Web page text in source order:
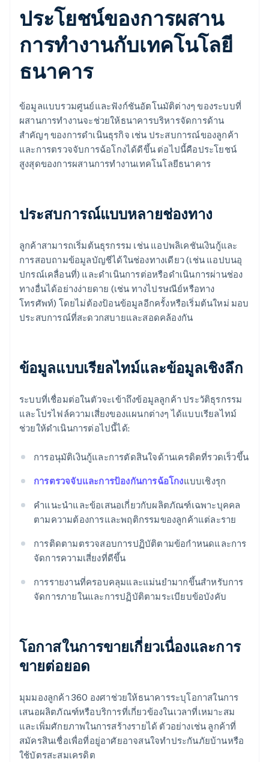
ประโยชน์ของการผสาน
การทํางานกับเทคโนโลยี
ธนาคาร
ข้อมูลแบบรวมศูนย์และฟังก์ชันอัตโนมัติต่างๆ ของระบบที่
ผสานการทำงานจะช่วยให้ธนาคารบริหารจัดการด้าน
สำคัญๆ ของการดำเนินธุรกิจ เช่น ประสบการณ์ของลูกค้า
และการตรวจจับการฉ้อโกงได้ดีขึ้น ต่อไปนี้คือประโยชน์
สูงสุดของการผสานการทํางานเทคโนโลยีธนาคาร
ประสบการณ์แบบหลายช่องทาง
ลูกค้าสามารถเริ่มต้นธุรกรรม เช่น แอปพลิเคชันเงินกู้และ
การสอบถามข้อมูลบัญชีได้ในช่องทางเดียว (เช่น แอปบนอุ
ปกรณ์เคลื่อนที่) และดําเนินการต่อหรือดําเนินการผ่านช่อง
ทางอื่นได้อย่างง่ายดาย (เช่น ทางไปรษณีย์หรือทาง
โทรศัพท์) โดยไม่ต้องป้อนข้อมูลอีกครั้งหรือเริ่มต้นใหม่ มอบ
ประสบการณ์ที่สะดวกสบายและสอดคล้องกัน
ข้อมูลแบบเรียลไทม์และข้อมูลเชิงลึก
ระบบที่เชื่อมต่อในตัวจะเข้าถึงข้อมูลลูกค้า ประวัติธุรกรรม
และโปรไฟล์ความเสี่ยงของแผนกต่างๆ ได้แบบเรียลไทม์
ช่วยให้ดำเนินการต่อไปนี้ได้:
การอนุมัติเงินกู้และการตัดสินใจด้านเครดิตที่รวดเร็วขึ้น
การตรวจจับและการป้องกันการฉ้อโกงแบบเชิงรุก
คําแนะนําและข้อเสนอเกี่ยวกับผลิตภัณฑ์เฉพาะบุคคล
ตามความต้องการและพฤติกรรมของลูกค้าแต่ละราย
การติดตามตรวจสอบการปฏิบัติตามข้อกําหนดและการ
จัดการความเสี่ยงที่ดีขึ้น
การรายงานที่ครอบคลุมและแม่นยํามากขึ้นสําหรับการ
จัดการภายในและการปฏิบัติตามระเบียบข้อบังคับ
โอกาสในการขายเกี่ยวเนื่องและการ
ขายต่อยอด
มุมมองลูกค้า 360 องศาช่วยให้ธนาคารระบุโอกาสในการ
เสนอผลิตภัณฑ์หรือบริการที่เกี่ยวข้องในเวลาที่เหมาะสม
และเพิ่มศักยภาพในการสร้างรายได้ ตัวอย่างเช่น ลูกค้าที่
สมัครสินเชื่อเพื่อที่อยู่อาศัยอาจสนใจทําประกันภัยบ้านหรือ
ใช้บัตรสะสมเครดิต